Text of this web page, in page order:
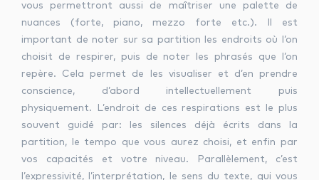
vous permettront aussi de maîtriser une palette de
nuances (forte, piano, mezzo forte etc.). Il est
important de noter sur sa partition les endroits où l’on
choisit de respirer, puis de noter les phrasés que l’on
repère. Cela permet de les visualiser et d’en prendre
conscience, d’abord intellectuellement puis
physiquement. L’endroit de ces respirations est le plus
souvent guidé par: les silences déjà écrits dans la
partition, le tempo que vous aurez choisi, et enfin par
vos capacités et votre niveau. Parallèlement, c’est
l’expressivité, l’interprétation, le sens du texte, qui vous